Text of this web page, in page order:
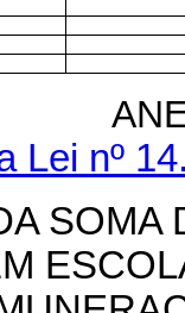
Lei nº
SOMA